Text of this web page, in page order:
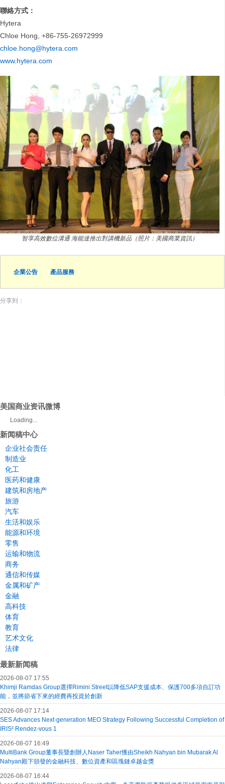
聯絡方式：
Hytera
Chloe Hong, +86-755-26972999
chloe.hong@hytera.com
www.hytera.com
智享高效數位溝通 海能達推出對講機新品（照片：美國商業資訊）
企業公告 產品服務
分享到：
美国商业资讯微博
Loading...
新闻稿中心
企业社会责任
制造业
化工
医药和健康
建筑和房地产
旅游
汽车
生活和娱乐
能源和环境
零售
运输和物流
商务
通信和传媒
金属和矿产
金融
高科技
体育
教育
艺术文化
法律
最新新闻稿
2026-08-07 17:55
Khimji Ramdas Group選擇Rimini Street以降低SAP支援成本、保護700多項自訂功
能，並將節省下來的經費再投資於創新
2026-08-07 17:14
SES Advances Next-generation MEO Strategy Following Successful Completion of
IRIS² Rendez-vous 1
2026-08-07 16:49
MultiBank Group董事長暨創辦人Naser Taher獲由Sheikh Nahyan bin Mubarak Al
Nahyan殿下頒發的金融科技、數位資產和區塊鏈卓越金獎
2026-08-07 16:44